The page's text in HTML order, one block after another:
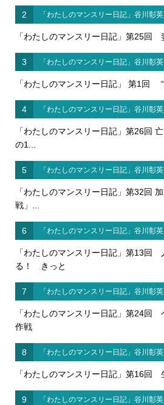
2 「わたしのマンスリー日記」谷川彰
「わたしのマンスリー日記」第25回
3 「わたしのマンスリー日記」谷川彰
「わたしのマンスリー日記」 第1回
4 「わたしのマンスリー日記」谷川彰
「わたしのマンスリー日記」第26回
の1...
5 「わたしのマンスリー日記」谷川彰
「わたしのマンスリー日記」第32回
戦」...
6 「わたしのマンスリー日記」谷川彰
「わたしのマンスリー日記」第13回
る！ きっと
7 「わたしのマンスリー日記」谷川彰
「わたしのマンスリー日記」第24回
作戦
8 「わたしのマンスリー日記」谷川彰
「わたしのマンスリー日記」第16回
9 「わたしのマンスリー日記」谷川彰